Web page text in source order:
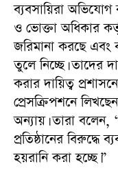
ব্যবসায়িরা
ও ভোক্তা অধিকার
জরিমানা করছে এবং
তুলে নিচ্ছে। তাদের
করার দায়িত্ব
প্রেসক্রিপশনে
অন্যায়। তারা বলেন,
প্রতিষ্ঠানের বিরুদ্ধে
হয়রানি করা হচ্ছে।”